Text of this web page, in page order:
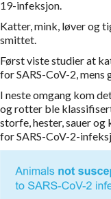
19-infeksjon.
Katter, mink, løver og
smittet.
Først viste studier at
for SARS-CoV-2,
I neste omgang kom
og rotter ble
storfe, hester, sauer
for SARS-CoV-2-